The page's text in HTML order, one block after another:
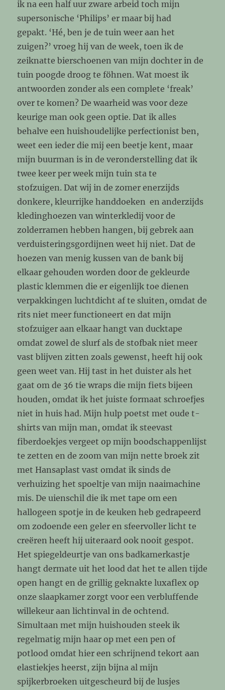
ik na een half uur zware arbeid toch mijn
supersonische ‘Philips’ er maar bij had
gepakt. ‘Hé, ben je de tuin weer aan het
zuigen?’ vroeg hij van de week, toen ik de
zeiknatte bierschoenen van mijn dochter in de
tuin poogde droog te föhnen. Wat moest ik
antwoorden zonder als een complete ‘freak’
over te komen? De waarheid was voor deze
keurige man ook geen optie. Dat ik alles
behalve een huishoudelijke perfectionist ben,
weet een ieder die mij een beetje kent, maar
mijn buurman is in de veronderstelling dat ik
twee keer per week mijn tuin sta te
stofzuigen. Dat wij in de zomer enerzijds
donkere, kleurrijke handdoeken en anderzijds
kledinghoezen van winterkledij voor de
zolderramen hebben hangen, bij gebrek aan
verduisteringsgordijnen weet hij niet. Dat de
hoezen van menig kussen van de bank bij
elkaar gehouden worden door de gekleurde
plastic klemmen die er eigenlijk toe dienen
verpakkingen luchtdicht af te sluiten, omdat de
rits niet meer functioneert en dat mijn
stofzuiger aan elkaar hangt van ducktape
omdat zowel de slurf als de stofbak niet meer
vast blijven zitten zoals gewenst, heeft hij ook
geen weet van. Hij tast in het duister als het
gaat om de 36 tie wraps die mijn fiets bijeen
houden, omdat ik het juiste formaat schroefjes
niet in huis had. Mijn hulp poetst met oude t-
shirts van mijn man, omdat ik steevast
fiberdoekjes vergeet op mijn boodschappenlijst
te zetten en de zoom van mijn nette broek zit
met Hansaplast vast omdat ik sinds de
verhuizing het spoeltje van mijn naaimachine
mis. De uienschil die ik met tape om een
hallogeen spotje in de keuken heb gedrapeerd
om zodoende een geler en sfeervoller licht te
creëren heeft hij uiteraard ook nooit gespot.
Het spiegeldeurtje van ons badkamerkastje
hangt dermate uit het lood dat het te allen tijde
open hangt en de grillig geknakte luxaflex op
onze slaapkamer zorgt voor een verbluffende
willekeur aan lichtinval in de ochtend.
Simultaan met mijn huishouden steek ik
regelmatig mijn haar op met een pen of
potlood omdat hier een schrijnend tekort aan
elastiekjes heerst, zijn bijna al mijn
spijkerbroeken uitgescheurd bij de lusjes